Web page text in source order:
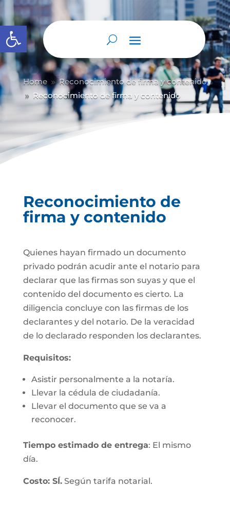
Abrir barra de herramientas
Home 9 Reconocimiento de firma y contenido
9 Reconocimiento de firma y contenido
Reconocimiento de
firma y contenido
Quienes hayan firmado un documento
privado podrán acudir ante el notario para
declarar que las firmas son suyas y que el
contenido del documento es cierto. La
diligencia concluye con las firmas de los
declarantes y del notario. De la veracidad
de lo declarado responden los declarantes.
Requisitos:
Asistir personalmente a la notaría.
Llevar la cédula de ciudadanía.
Llevar el documento que se va a
reconocer.
Tiempo estimado de entrega: El mismo
día.
Costo: SÍ.Según tarifa notarial.